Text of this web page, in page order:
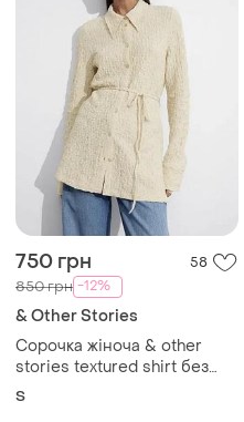
750 грн 58
850 грн -12%
& Other Stories
Сорочка жіноча & other
stories textured shirt без
пояса
S